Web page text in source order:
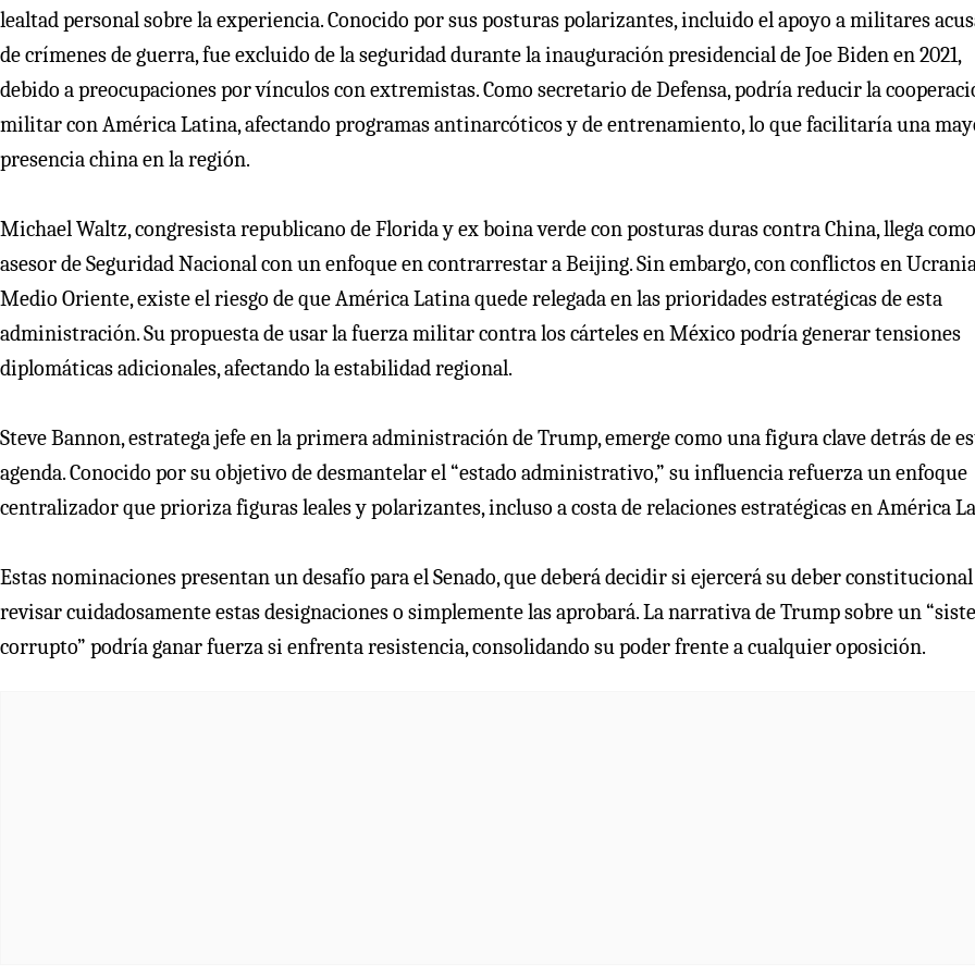
lealtad personal sobre la experiencia. Conocido por sus posturas polarizantes, incluido el apoyo a militares
de crímenes de guerra, fue excluido de la seguridad durante la inauguración presidencial de Joe Biden en 2021,
debido a preocupaciones por vínculos con extremistas. Como secretario de Defensa, podría reducir la
militar con América Latina, afectando programas antinarcóticos y de entrenamiento, lo que facilitaría una
presencia china en la región.
Michael Waltz, congresista republicano de Florida y ex boina verde con posturas duras contra China, llega como
asesor de Seguridad Nacional con un enfoque en contrarrestar a Beijing. Sin embargo, con conflictos en
Medio Oriente, existe el riesgo de que América Latina quede relegada en las prioridades estratégicas de esta
administración. Su propuesta de usar la fuerza militar contra los cárteles en México podría generar tensiones
diplomáticas adicionales, afectando la estabilidad regional.
Steve Bannon, estratega jefe en la primera administración de Trump, emerge como una figura clave detrás de
agenda. Conocido por su objetivo de desmantelar el “estado administrativo,” su influencia refuerza un enfoque
centralizador que prioriza figuras leales y polarizantes, incluso a costa de relaciones estratégicas en América
Estas nominaciones presentan un desafío para el Senado, que deberá decidir si ejercerá su deber
revisar cuidadosamente estas designaciones o simplemente las aprobará. La narrativa de Trump sobre un
corrupto” podría ganar fuerza si enfrenta resistencia, consolidando su poder frente a cualquier oposición.